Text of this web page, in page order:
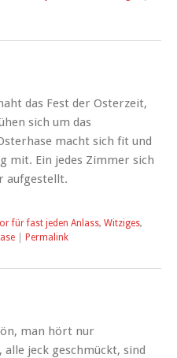
das Fest der Osterzeit,
sich um das
macht sich fit und
mit. Ein jedes Zimmer sich
aufgestellt.
für fast jeden Anlass, Witziges,
Permalink
man hört nur
alle jeck geschmückt, sind